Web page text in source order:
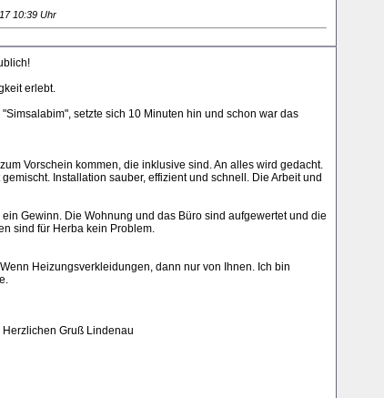
10:39 Uhr
erlebt.
setzte sich 10 Minuten hin und schon war das
Vorschein kommen, die inklusive sind. An alles wird gedacht.
Installation sauber, effizient und schnell. Die Arbeit und
Gewinn. Die Wohnung und das Büro sind aufgewertet und die
sind für Herba kein Problem.
Heizungsverkleidungen, dann nur von Ihnen. Ich bin
Gruß Lindenau